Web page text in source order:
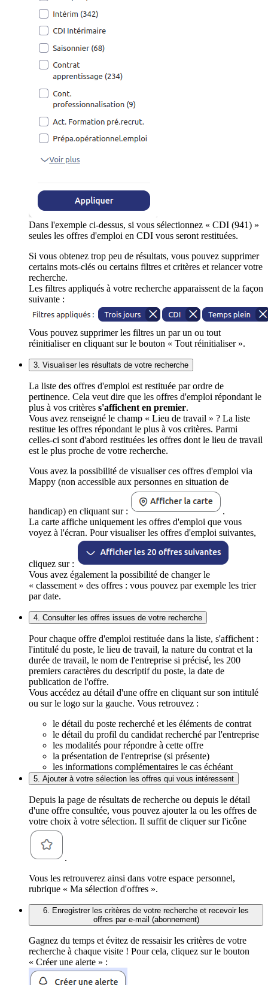
Dans l'exemple ci-dessus, si vous sélectionnez « CDI (941) »
seules les offres d'emploi en CDI vous seront restituées.
Si vous obtenez trop peu de résultats, vous pouvez supprimer
certains mots-clés ou certains filtres et critères et relancer votre
recherche.
Les filtres appliqués à votre recherche apparaissent de la façon
suivante :
Vous pouvez supprimer les filtres un par un ou tout
réinitialiser en cliquant sur le bouton « Tout réinitialiser ».
3. Visualiser les résultats de votre recherche
La liste des offres d'emploi est restituée par ordre de
pertinence. Cela veut dire que les offres d'emploi répondant le
plus à vos critères s'affichent en premier.
Vous avez renseigné le champ « Lieu de travail » ? La liste
restitue les offres répondant le plus à vos critères. Parmi
celles-ci sont d'abord restituées les offres dont le lieu de travail
est le plus proche de votre recherche.
Vous avez la possibilité de visualiser ces offres d'emploi via
Mappy (non accessible aux personnes en situation de
handicap) en cliquant sur :
.
La carte affiche uniquement les offres d'emploi que vous
voyez à l'écran. Pour visualiser les offres d'emploi suivantes,
cliquez sur :
Vous avez également la possibilité de changer le
« classement » des offres : vous pouvez par exemple les trier
par date.
4. Consulter les offres issues de votre recherche
Pour chaque offre d'emploi restituée dans la liste, s'affichent :
l'intitulé du poste, le lieu de travail, la nature du contrat et la
durée de travail, le nom de l'entreprise si précisé, les 200
premiers caractères du descriptif du poste, la date de
publication de l'offre.
Vous accédez au détail d'une offre en cliquant sur son intitulé
ou sur le logo sur la gauche. Vous retrouvez :
le détail du poste recherché et les éléments de contrat
le détail du profil du candidat recherché par l'entreprise
les modalités pour répondre à cette offre
la présentation de l'entreprise (si présente)
les informations complémentaires le cas échéant
5. Ajouter à votre sélection les offres qui vous intéressent
Depuis la page de résultats de recherche ou depuis le détail
d'une offre consultée, vous pouvez ajouter la ou les offres de
votre choix à votre sélection. Il suffit de cliquer sur l'icône
.
Vous les retrouverez ainsi dans votre espace personnel,
rubrique « Ma sélection d'offres ».
6. Enregistrer les critères de votre recherche et recevoir les
offres par e-mail (abonnement)
Gagnez du temps et évitez de ressaisir les critères de votre
recherche à chaque visite ! Pour cela, cliquez sur le bouton
« Créer une alerte » :